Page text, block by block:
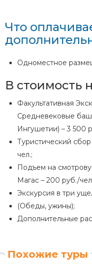
Что
Одноместное
В стоимость
Факультативная
Средневековые
Ингушетии) – 3 500
Туристический
чел.;
Подъем на
Магас – 200 руб./
Экскурсия в три
(Обеды, ужины);
Дополнительные
Похожие туры